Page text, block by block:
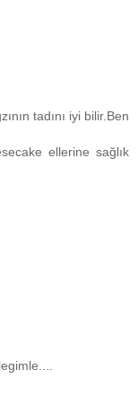
tadını iyi bilir.Ben
ellerine sağlık